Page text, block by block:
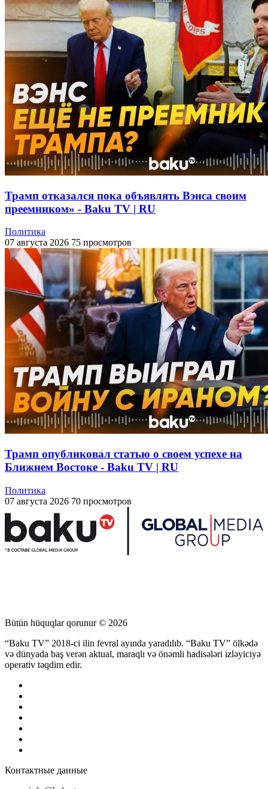
Трамп отказался пока объявлять Вэнса своим
преемником» - Baku TV | RU
Политика
07 августа 2026 75 просмотров
Трамп опубликовал статью о своем успехе на
Ближнем Востоке - Baku TV | RU
Политика
07 августа 2026 70 просмотров
Bütün hüquqlar qorunur © 2026
“Baku TV” 2018-ci ilin fevral ayında yaradılıb. “Baku TV” ölkədə
və dünyada baş verən aktual, maraqlı və önəmli hadisələri izləyiciyə
operativ təqdim edir.
Контактные данные